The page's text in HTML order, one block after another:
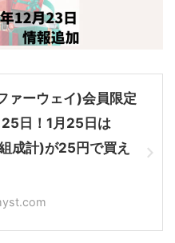
ァーウェイ)会員限定
日！1月25日は
成計)が25円で買え